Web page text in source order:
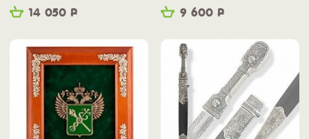
14 050 Р
9 600 Р